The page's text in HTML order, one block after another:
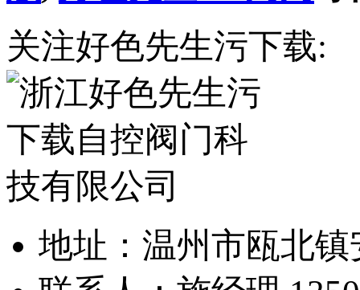
关注好色先生污下载:
地址：温州市瓯北